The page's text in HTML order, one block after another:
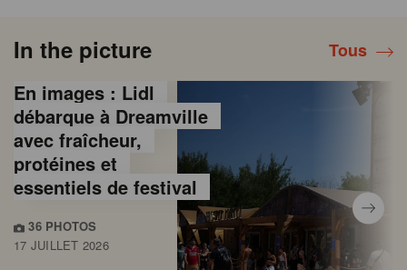
In the picture Tous
En images : Lidl
débarque à Dreamville
avec fraîcheur,
protéines et
essentiels de festival
36 PHOTOS
17 JUILLET 2026